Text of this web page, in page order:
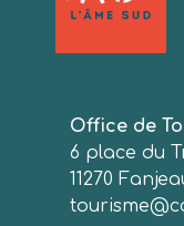
Office de
6 place du
11270